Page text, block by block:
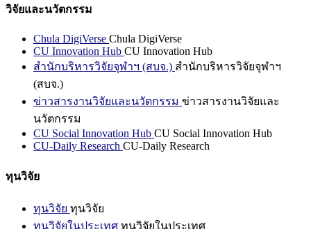
วิจัยและนวัตกรรม
Chula DigiVerse Chula DigiVerse
CU Innovation Hub CU Innovation Hub
สำนักบริหารวิจัยจุฬาฯ (สบจ.) สำนักบริหารวิจัยจุฬาฯ
(สบจ.)
ข่าวสารงานวิจัยและนวัตกรรม ข่าวสารงานวิจัยและ
นวัตกรรม
CU Social Innovation Hub CU Social Innovation Hub
CU-Daily Research CU-Daily Research
ทุนวิจัย
ทุนวิจัย ทุนวิจัย
ทุนวิจัยในประเทศ ทุนวิจัยในประเทศ